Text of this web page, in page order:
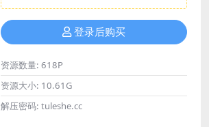
登录后购买
资源数量: 618P
资源大小: 10.61G
解压密码: tuleshe.cc